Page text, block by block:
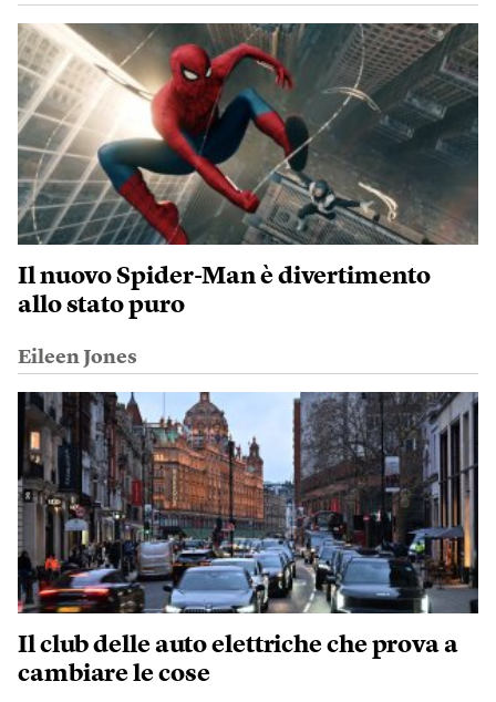
Il nuovo Spider-Man è divertimento
allo stato puro
Eileen Jones
Il club delle auto elettriche che prova a
cambiare le cose